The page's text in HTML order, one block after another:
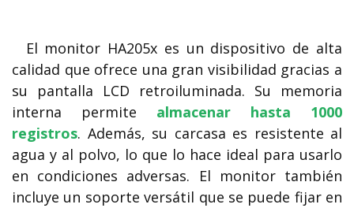
El monitor HA205x es un dispositivo de alta
calidad que ofrece una gran visibilidad gracias a
su pantalla LCD retroiluminada. Su memoria
interna permite almacenar hasta 1000
registros. Además, su carcasa es resistente al
agua y al polvo, lo que lo hace ideal para usarlo
en condiciones adversas. El monitor también
incluye un soporte versátil que se puede fijar en